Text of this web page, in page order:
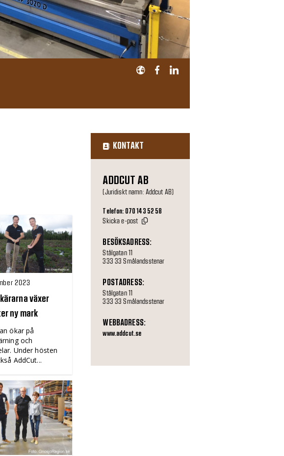
2023
växer
ny mark
ökar på
och
Under hösten
AddCut...
KONTAKT
ADDCUT AB
(Juridiskt namn: Addcut AB)
Telefon: 070 143 52 58
Skicka e-post
BESÖKSADRESS:
Stålgatan 11
333 33 Smålandsstenar
POSTADRESS:
Stålgatan 11
333 33 Smålandsstenar
WEBBADRESS:
www.addcut.se